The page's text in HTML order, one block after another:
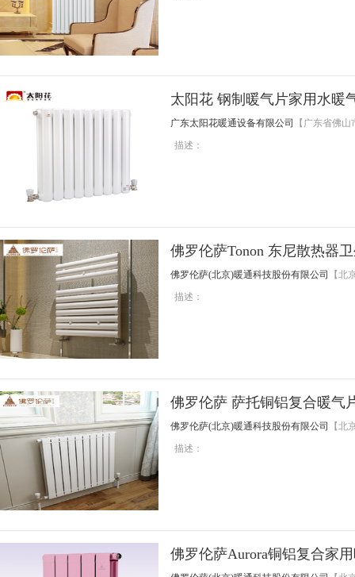
太阳花 钢制暖气片家用水暖
广东太阳花暖通设备有限公司
【广东省佛山
描述：
佛罗伦萨Tonon 东尼散热器
佛罗伦萨(北京)暖通科技股份有限公司
【北
描述：
佛罗伦萨 萨托铜铝复合暖气
佛罗伦萨(北京)暖通科技股份有限公司
【北
描述：
佛罗伦萨Aurora铜铝复合家